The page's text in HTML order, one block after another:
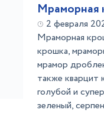
Мраморная
2 февраля
Мраморная
крошка,
мрамор
также кварцит
голубой и
зеленый,